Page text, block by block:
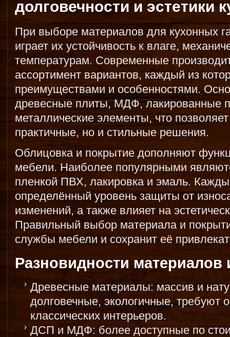
долговечности и эстетики
При выборе материалов для кухонных
играет их устойчивость к влаге,
температурам. Современные
ассортимент вариантов, каждый из
преимуществами и особенностями.
древесные плиты, МДФ, лакированные
металлические элементы, что
практичные, но и стильные решения.
Облицовка и покрытие дополняют
мебели. Наиболее популярными
пленкой ПВХ, лакировка и эмаль.
определённый уровень защиты от
изменений, а также влияет на
Правильный выбор материала и
службы мебели и сохранит её
Разновидности материалов
Древесные материалы: массив и
долговечные, экологичные, требуют
классических интерьеров.
ДСП и МДФ: более доступные по